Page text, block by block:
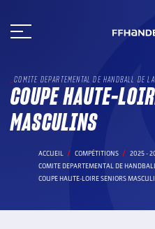
au
COMITE DEPARTEMENTAL DE HANDBALL DE
COUPE HAUTE-
MASCULINS
ACCUEIL COMPÉTITIONS 2025 -
COMITE DEPARTEMENTAL DE
COUPE HAUTE-LOIRE SENIORS